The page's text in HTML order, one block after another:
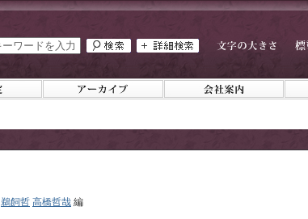
鵜飼哲 高橋哲哉 編